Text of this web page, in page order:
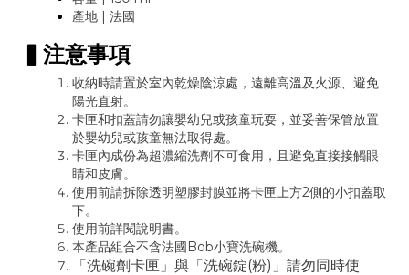
產地 | 法國
注意事項
收納時請置於室內乾燥陰涼處，遠離高溫及火源、避免
陽光直射。
卡匣和扣蓋請勿讓嬰幼兒或孩童玩耍，並妥善保管放置
於嬰幼兒或孩童無法取得處。
卡匣內成份為超濃縮洗劑不可食用，且避免直接接觸眼
睛和皮膚。
使用前請拆除透明塑膠封膜並將卡匣上方2側的小扣蓋取
下。
使用前詳閱說明書。
本產品組合不含法國Bob小寶洗碗機。
「洗碗劑卡匣」與「洗碗錠(粉)」請勿同時使